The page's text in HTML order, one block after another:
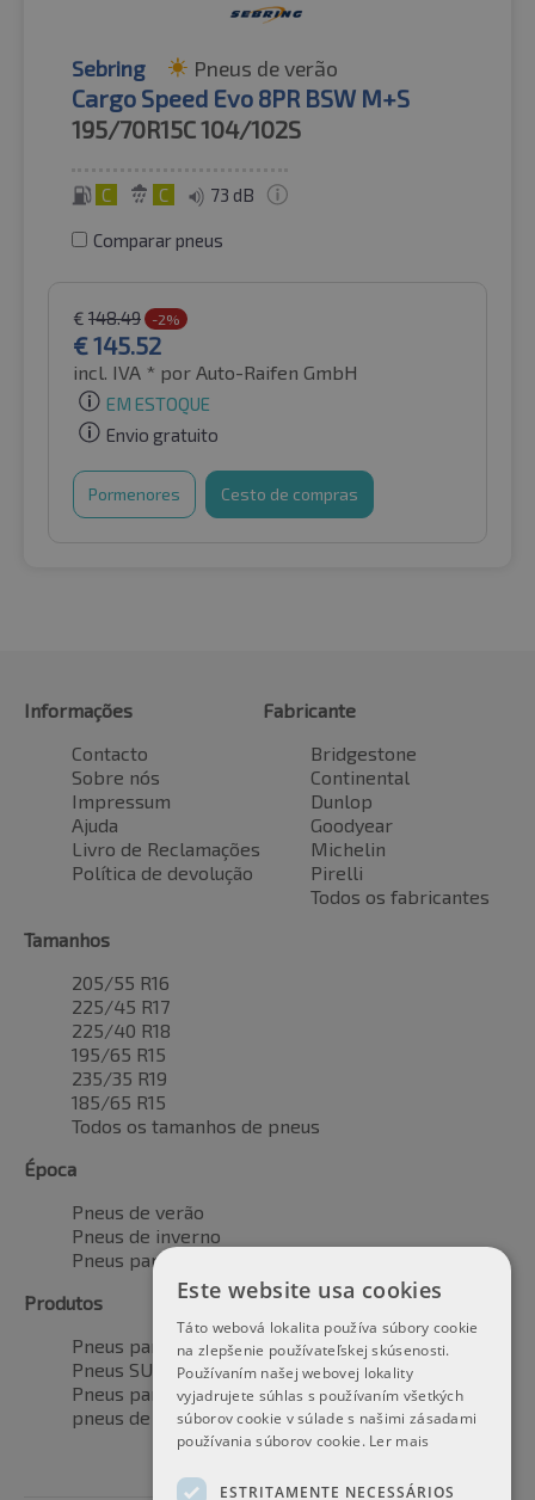
Sebring Pneus de verão
Cargo Speed Evo 8PR BSW M+S
195/70R15C104/102S
C C 73 dB
Comparar pneus
€ 148.49 -2%
€145.52
incl. IVA * por Auto-Raifen GmbH
EM ESTOQUE
Envio gratuito
Pormenores Cesto de compras
Informações
Contacto
Sobre nós
Impressum
Ajuda
Livro de Reclamações
Política de devolução
Fabricante
Bridgestone
Continental
Dunlop
Goodyear
Michelin
Pirelli
Todos os fabricantes
Tamanhos
205/55 R16
225/45 R17
225/40 R18
195/65 R15
235/35 R19
185/65 R15
Todos os tamanhos de pneus
Época
Pneus de verão
Pneus de inverno
Pneus para todas as estações
Produtos
Pneus para automóveis
Pneus SUV / 4x4
Pneus para veículos de transporte
pneus de motocicleta
Este website usa cookies
Táto webová lokalita používa súbory cookie
na zlepšenie používateľskej skúsenosti.
Používaním našej webovej lokality
vyjadrujete súhlas s používaním všetkých
súborov cookie v súlade s našimi zásadami
používania súborov cookie. Ler mais
ESTRITAMENTE NECESSÁRIOS